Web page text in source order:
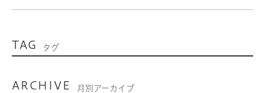
TAG タグ
ARCHIVE 月別アーカイブ